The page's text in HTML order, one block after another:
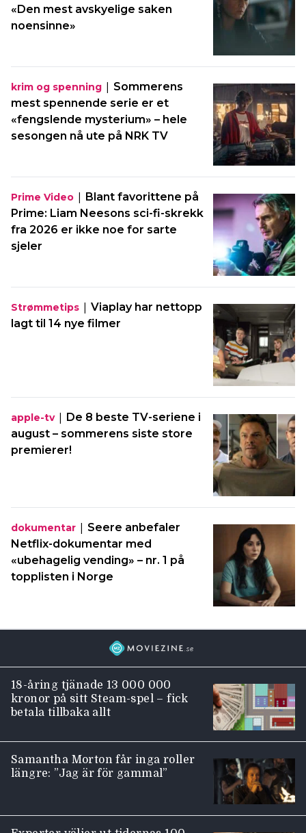
«Den mest avskyelige saken
noensinne»
krim og spenning | Sommerens
mest spennende serie er et
«fengslende mysterium» – hele
sesongen nå ute på NRK TV
Prime Video | Blant favorittene på
Prime: Liam Neesons sci-fi-skrekk
fra 2026 er ikke noe for sarte
sjeler
Strømmetips | Viaplay har nettopp
lagt til 14 nye filmer
apple-tv| De 8 beste TV-seriene i
august – sommerens siste store
premierer!
dokumentar | Seere anbefaler
Netflix-dokumentar med
«ubehagelig vending» – nr. 1 på
topplisten i Norge
18-åring tjänade 13 000 000
kronor på sitt Steam-spel – fick
betala tillbaka allt
Samantha Morton får inga roller
längre: ”Jag är för gammal”